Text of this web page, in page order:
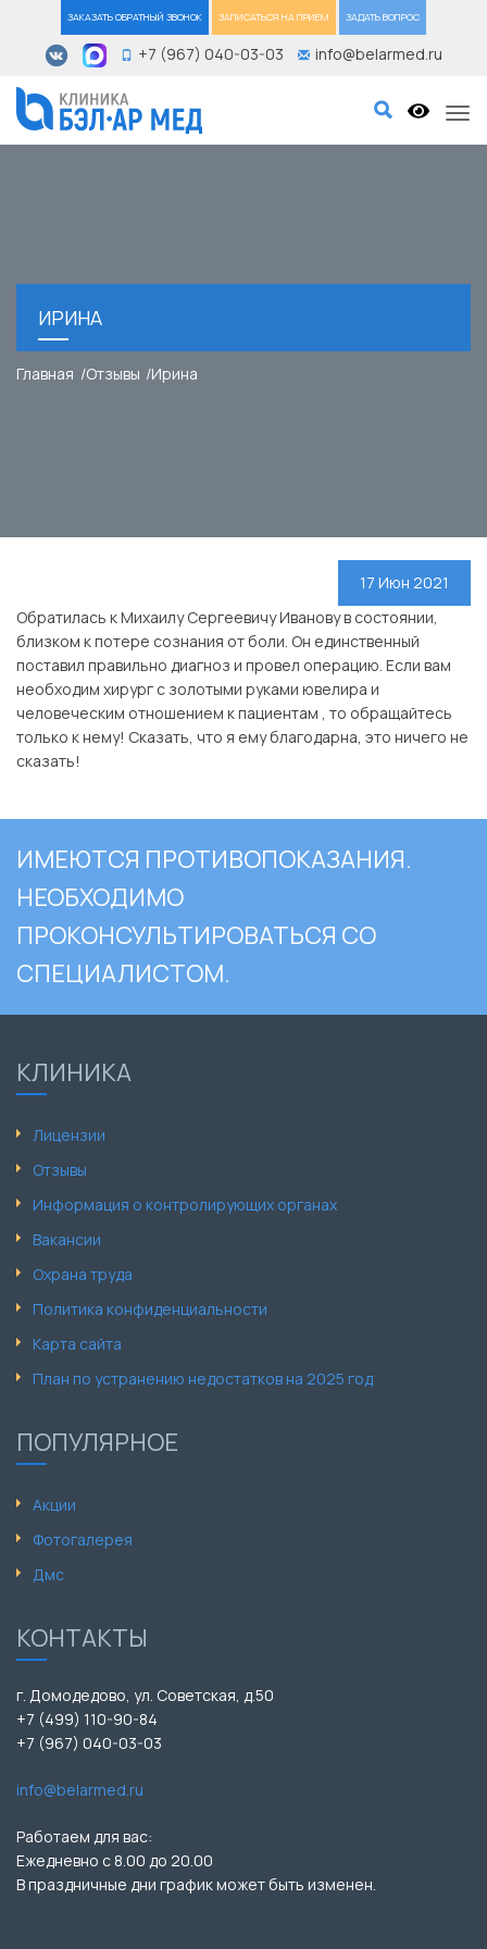
ЗАКАЗАТЬ ОБРАТНЫЙ ЗВОНОК ЗАПИСАТЬСЯ НА ПРИЕМ ЗАДАТЬ ВОПРОС
+7 (967) 040-03-03 info@belarmed.ru
ИРИНА
Главная Отзывы Ирина
17 Июн 2021
Обратилась к Михаилу Сергеевичу Иванову в состоянии,
близком к потере сознания от боли. Он единственный
поставил правильно диагноз и провел операцию. Если вам
необходим хирург с золотыми руками ювелира и
человеческим отношением к пациентам , то обращайтесь
только к нему! Сказать, что я ему благодарна, это ничего не
сказать!
ИМЕЮТСЯ ПРОТИВОПОКАЗАНИЯ.
НЕОБХОДИМО
ПРОКОНСУЛЬТИРОВАТЬСЯ СО
СПЕЦИАЛИСТОМ.
КЛИНИКА
Лицензии
Отзывы
Информация о контролирующих органах
Вакансии
Охрана труда
Политика конфиденциальности
Карта сайта
План по устранению недостатков на 2025 год
ПОПУЛЯРНОЕ
Акции
Фотогалерея
Дмс
КОНТАКТЫ
г. Домодедово, ул. Советская, д.50
+7 (499) 110-90-84
+7 (967) 040-03-03
info@belarmed.ru
Работаем для вас:
Ежедневно с 8.00 до 20.00
В праздничные дни график может быть изменен.